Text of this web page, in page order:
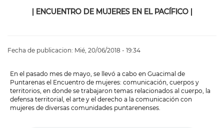
ENCUENTRO DE MUJERES EN EL PACÍFICO|
Fecha de publicacion: Mié, 20/06/2018 - 19:34
En el pasado mes de mayo, se llevó a cabo en Guacimal de
Puntarenas el Encuentro de mujeres: comunicación, cuerpos y
territorios, en donde se trabajaron temas relacionados al cuerpo, la
defensa territorial, el arte y el derecho a la comunicación con
mujeres de diversas comunidades puntarenenses.